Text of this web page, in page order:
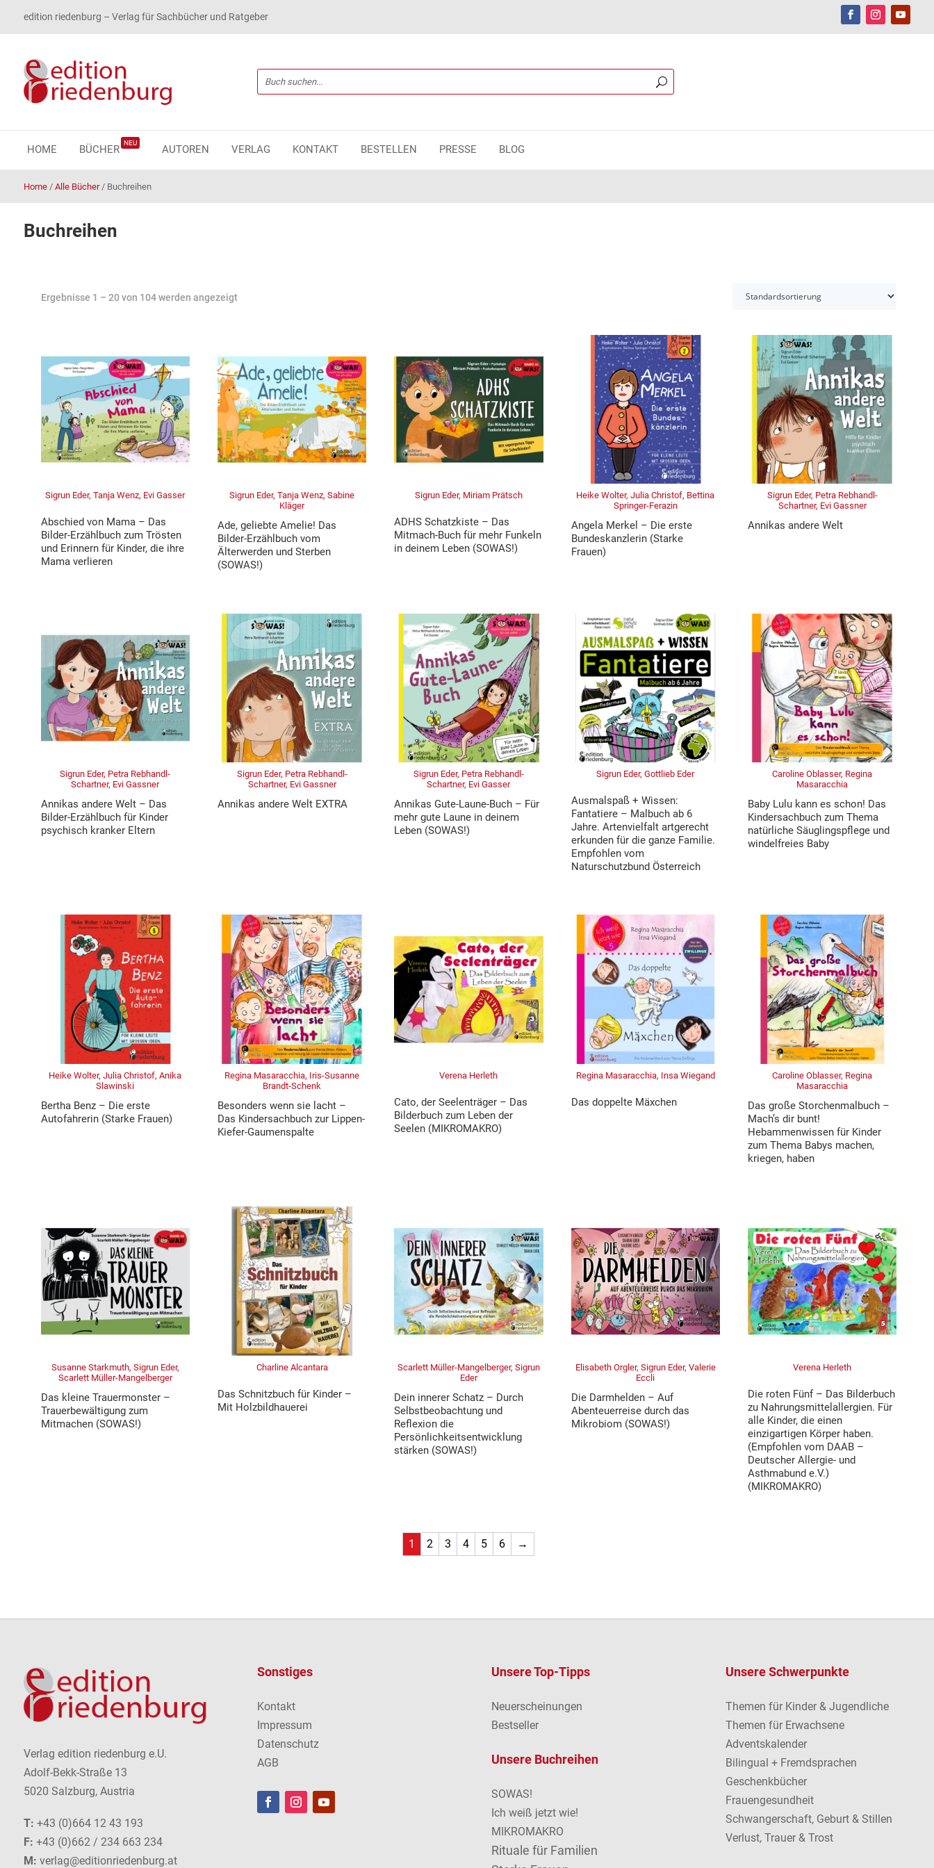
edition riedenburg – Verlag für Sachbücher und Ratgeber
HOME BÜCHER
NEU
AUTOREN VERLAG KONTAKT BESTELLEN PRESSE BLOG
Home/ Alle Bücher/ Buchreihen
Buchreihen
Ergebnisse 1 – 20 von 104 werden angezeigt
Sigrun Eder, Tanja Wenz, Evi Gasser
Abschied von Mama – Das
Bilder-Erzählbuch zum Trösten
und Erinnern für Kinder, die ihre
Mama verlieren
Sigrun Eder, Tanja Wenz, Sabine
Kläger
Ade, geliebte Amelie! Das
Bilder-Erzählbuch vom
Älterwerden und Sterben
(SOWAS!)
Sigrun Eder, Miriam Prätsch
ADHS Schatzkiste – Das
Mitmach-Buch für mehr Funkeln
in deinem Leben (SOWAS!)
Heike Wolter, Julia Christof, Bettina
Springer-Ferazin
Angela Merkel – Die erste
Bundeskanzlerin (Starke
Frauen)
Sigrun Eder, Petra Rebhandl-
Schartner, Evi Gassner
Annikas andere Welt
Sigrun Eder, Petra Rebhandl-
Schartner, Evi Gassner
Annikas andere Welt – Das
Bilder-Erzählbuch für Kinder
psychisch kranker Eltern
Sigrun Eder, Petra Rebhandl-
Schartner, Evi Gassner
Annikas andere Welt EXTRA
Sigrun Eder, Petra Rebhandl-
Schartner, Evi Gasser
Annikas Gute-Laune-Buch – Für
mehr gute Laune in deinem
Leben (SOWAS!)
Sigrun Eder, Gottlieb Eder
Ausmalspaß + Wissen:
Fantatiere – Malbuch ab 6
Jahre. Artenvielfalt artgerecht
erkunden für die ganze Familie.
Empfohlen vom
Naturschutzbund Österreich
Caroline Oblasser, Regina
Masaracchia
Baby Lulu kann es schon! Das
Kindersachbuch zum Thema
natürliche Säuglingspflege und
windelfreies Baby
Heike Wolter, Julia Christof, Anika
Slawinski
Bertha Benz – Die erste
Autofahrerin (Starke Frauen)
Regina Masaracchia, Iris-Susanne
Brandt-Schenk
Besonders wenn sie lacht –
Das Kindersachbuch zur Lippen-
Kiefer-Gaumenspalte
Verena Herleth
Cato, der Seelenträger – Das
Bilderbuch zum Leben der
Seelen (MIKROMAKRO)
Regina Masaracchia, Insa Wiegand
Das doppelte Mäxchen
Caroline Oblasser, Regina
Masaracchia
Das große Storchenmalbuch –
Mach’s dir bunt!
Hebammenwissen für Kinder
zum Thema Babys machen,
kriegen, haben
Susanne Starkmuth, Sigrun Eder,
Scarlett Müller-Mangelberger
Das kleine Trauermonster –
Trauerbewältigung zum
Mitmachen (SOWAS!)
Charline Alcantara
Das Schnitzbuch für Kinder –
Mit Holzbildhauerei
Scarlett Müller-Mangelberger, Sigrun
Eder
Dein innerer Schatz – Durch
Selbstbeobachtung und
Reflexion die
Persönlichkeitsentwicklung
stärken (SOWAS!)
Elisabeth Orgler, Sigrun Eder, Valerie
Eccli
Die Darmhelden – Auf
Abenteuerreise durch das
Mikrobiom (SOWAS!)
Verena Herleth
Die roten Fünf – Das Bilderbuch
zu Nahrungsmittelallergien. Für
alle Kinder, die einen
einzigartigen Körper haben.
(Empfohlen vom DAAB –
Deutscher Allergie- und
Asthmabund e.V.)
(MIKROMAKRO)
1 2 3 4 5 6 →
Verlag edition riedenburg e.U.
Adolf-Bekk-Straße 13
5020 Salzburg, Austria
T: +43 (0)664 12 43 193
F: +43 (0)662 / 234 663 234
M: verlag@editionriedenburg.at
Sonstiges
Kontakt
Impressum
Datenschutz
AGB
Unsere Top-Tipps
Neuerscheinungen
Bestseller
Unsere Buchreihen
SOWAS!
Ich weiß jetzt wie!
MIKROMAKRO
Rituale für Familien
Unsere Schwerpunkte
Themen für Kinder & Jugendliche
Themen für Erwachsene
Adventskalender
Bilingual + Fremdsprachen
Geschenkbücher
Frauengesundheit
Schwangerschaft, Geburt & Stillen
Verlust, Trauer & Trost